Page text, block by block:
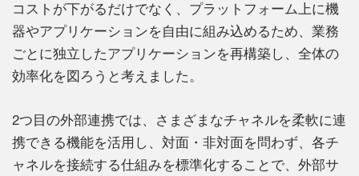
コストが下がるだけでなく、プラットフォーム上に機
器やアプリケーションを自由に組み込めるため、業務
ごとに独立したアプリケーションを再構築し、全体の
効率化を図ろうと考えました。
2つ目の外部連携では、さまざまなチャネルを柔軟に連
携できる機能を活用し、対面・非対面を問わず、各チ
ャネルを接続する仕組みを標準化することで、外部サ